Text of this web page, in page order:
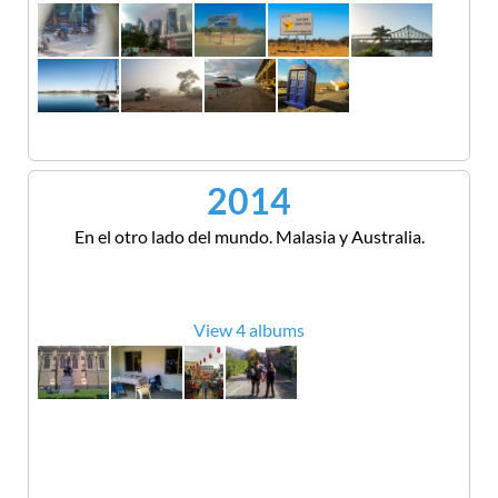
2014
En el otro lado del mundo. Malasia y Australia.
View 4 albums